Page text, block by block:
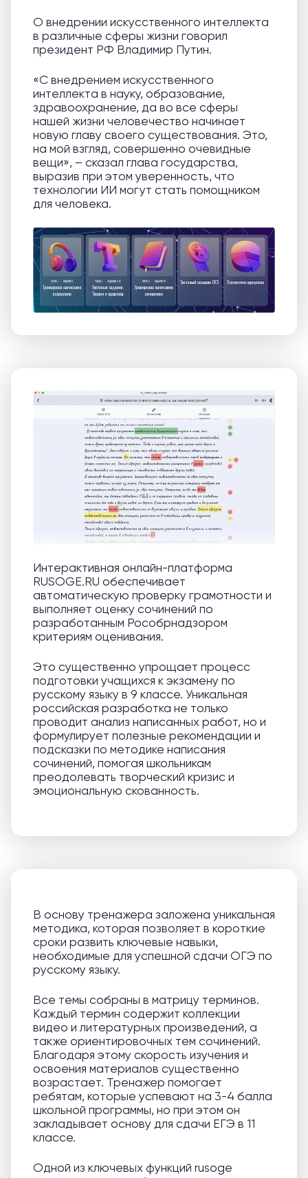
О внедрении искусственного интеллекта
в различные сферы жизни говорил
президент РФ Владимир Путин.
«С внедрением искусственного
интеллекта в науку, образование,
здравоохранение, да во все сферы
нашей жизни человечество начинает
новую главу своего существования. Это,
на мой взгляд, совершенно очевидные
вещи», – сказал глава государства,
выразив при этом уверенность, что
технологии ИИ могут стать помощником
для человека.
Интерактивная онлайн-платформа
RUSOGE.RU обеспечивает
автоматическую проверку грамотности и
выполняет оценку сочинений по
разработанным Рособрнадзором
критериям оценивания.
Это существенно упрощает процесс
подготовки учащихся к экзамену по
русскому языку в 9 классе. Уникальная
российская разработка не только
проводит анализ написанных работ, но и
формулирует полезные рекомендации и
подсказки по методике написания
сочинений, помогая школьникам
преодолевать творческий кризис и
эмоциональную скованность.
В основу тренажера заложена уникальная
методика, которая позволяет в короткие
сроки развить ключевые навыки,
необходимые для успешной сдачи ОГЭ по
русскому языку.
Все темы собраны в матрицу терминов.
Каждый термин содержит коллекции
видео и литературных произведений, а
также ориентировочных тем сочинений.
Благодаря этому скорость изучения и
освоения материалов существенно
возрастает. Тренажер помогает
ребятам, которые успевают на 3-4 балла
школьной программы, но при этом он
закладывает основу для сдачи ЕГЭ в 11
классе.
Одной из ключевых функций rusoge